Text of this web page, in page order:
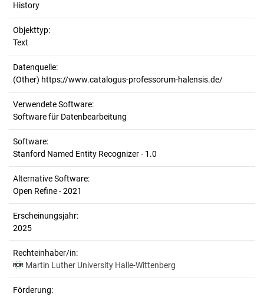
History
Objekttyp:
Text
Datenquelle:
(Other) https://www.catalogus-professorum-halensis.de/
Verwendete Software:
Software für Datenbearbeitung
Software:
Stanford Named Entity Recognizer - 1.0
Alternative Software:
Open Refine - 2021
Erscheinungsjahr:
2025
Rechteinhaber/in:
Martin Luther University Halle-Wittenberg
Förderung: